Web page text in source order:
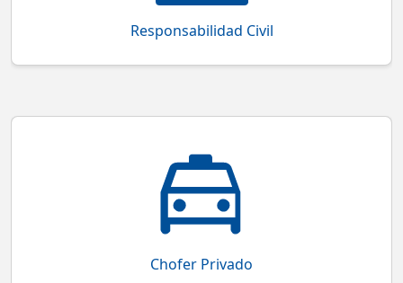
Responsabilidad Civil
Chofer Privado
Cobertura que protege al vehículo y conductor de
Uber, Didi, Cabify y Beat